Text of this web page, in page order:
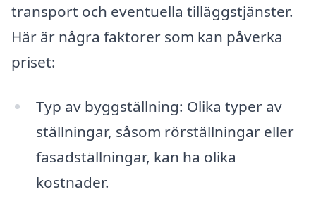
transport och eventuella tilläggstjänster.
Här är några faktorer som kan påverka
priset:
Typ av byggställning: Olika typer av
ställningar, såsom rörställningar eller
fasadställningar, kan ha olika
kostnader.